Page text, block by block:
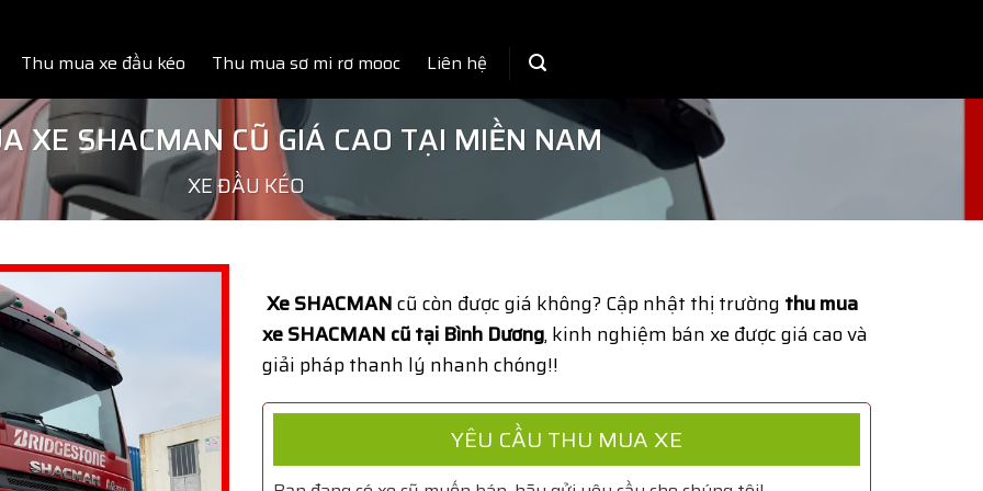
Thu mua xe đầu kéo Thu mua sơ mi rơ mooc Liên hệ
XE SHACMAN CŨ GIÁ CAO TẠI MIỀN NAM
XE ĐẦU KÉO
Xe SHACMANcũ còn được giá không? Cập nhật thị trường thu mua
xe SHACMAN cũ tại Bình Dương, kinh nghiệm bán xe được giá cao và
giải pháp thanh lý nhanh chóng!!
YÊU CẦU THU MUA XE